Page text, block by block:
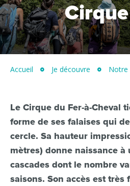
Accueil Je découvre Notre
Le Cirque du Fer-à-Cheval
forme de ses falaises qui
cercle. Sa hauteur
mètres) donne naissance
cascades dont le nombre
saisons. Son accès est très